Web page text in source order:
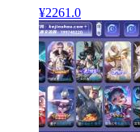
¥2261 .0